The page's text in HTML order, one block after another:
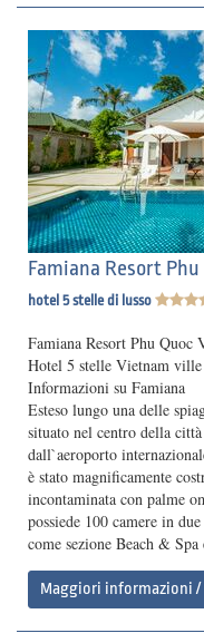
Famiana Resort Phu
hotel 5 stelle di lusso
Famiana Resort Phu
Hotel 5 stelle Vietnam
Informazioni su Famiana
Esteso lungo una delle
situato nel centro della
dall`aeroporto
è stato magnificamente
incontaminata con palme
possiede 100 camere in
come sezione Beach &
Maggiori informazioni